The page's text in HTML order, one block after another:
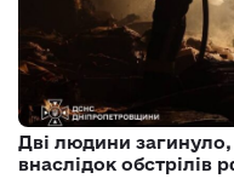
Дві людини
внаслідок обстрілів